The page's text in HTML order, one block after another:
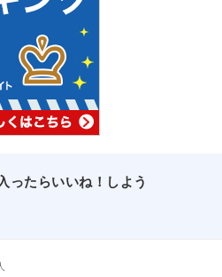
ったらいいね！しよう